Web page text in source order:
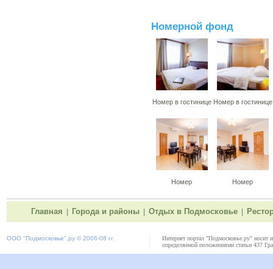
Номерной фонд
Номер в гостинице Номер в гостинице
Номер Номер
Главная Города и районы Отдых в Подмосковье
ООО "Подмосковье" .ру © 2006-08 гг.
Интернет портал "Подмосковье.ру" носит
определяемой положениями статьи 437